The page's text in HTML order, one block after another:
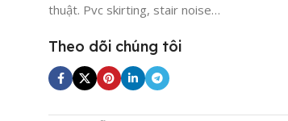
thuật. Pvc skirting, stair noise…
Theo dõi chúng tôi